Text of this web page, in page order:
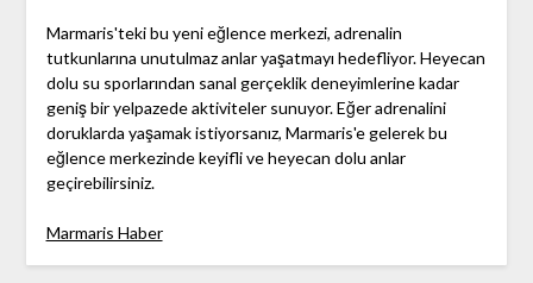
Marmaris'teki bu yeni eğlence merkezi, adrenalin
tutkunlarına unutulmaz anlar yaşatmayı hedefliyor. Heyecan
dolu su sporlarından sanal gerçeklik deneyimlerine kadar
geniş bir yelpazede aktiviteler sunuyor. Eğer adrenalini
doruklarda yaşamak istiyorsanız, Marmaris'e gelerek bu
eğlence merkezinde keyifli ve heyecan dolu anlar
geçirebilirsiniz.
Marmaris Haber